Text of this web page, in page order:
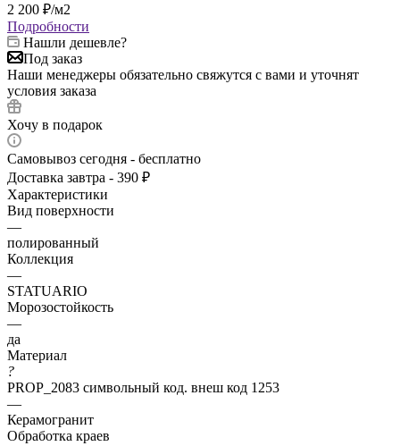
2 200 ₽/м2
Подробности
Нашли дешевле?
Под заказ
Наши менеджеры обязательно свяжутся с вами и уточнят
условия заказа
Хочу в подарок
Самовывоз сегодня - бесплатно
Доставка завтра - 390 ₽
Характеристики
Вид поверхности
—
полированный
Коллекция
—
STATUARIO
Морозостойкость
—
да
Материал
?
PROP_2083 символьный код. внеш код 1253
—
Керамогранит
Обработка краев